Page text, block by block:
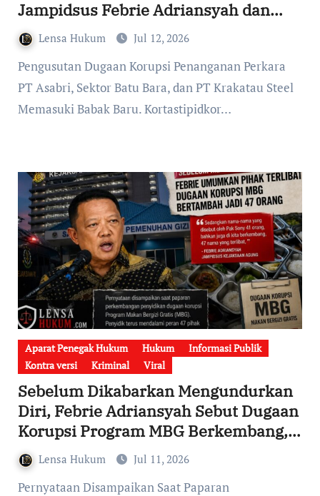
Jampidsus Febrie Adriansyah dan
Pihak Swasta Jadi Tersangka
Lensa Hukum Jul 12, 2026
Pengusutan Dugaan Korupsi Penanganan Perkara
PT Asabri, Sektor Batu Bara, dan PT Krakatau Steel
Memasuki Babak Baru. Kortastipidkor…
Aparat Penegak Hukum Hukum
Informasi Publik
Kontra versi
Kriminal Viral
Sebelum Dikabarkan Mengundurkan
Diri, Febrie Adriansyah Sebut Dugaan
Korupsi Program MBG Berkembang,
Jumlah Pihak yang Diduga Terlibat
Disebut Bertambah Menjadi 47 Orang
Lensa Hukum Jul 11, 2026
Pernyataan Disampaikan Saat Paparan